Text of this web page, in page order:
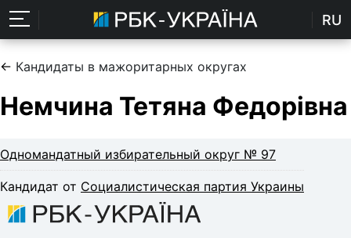
RU
← Кандидаты в мажоритарных округах
Немчина Тетяна Федорівна
Одномандатный избирательный округ № 97
Кандидат от Социалистическая партия Украины